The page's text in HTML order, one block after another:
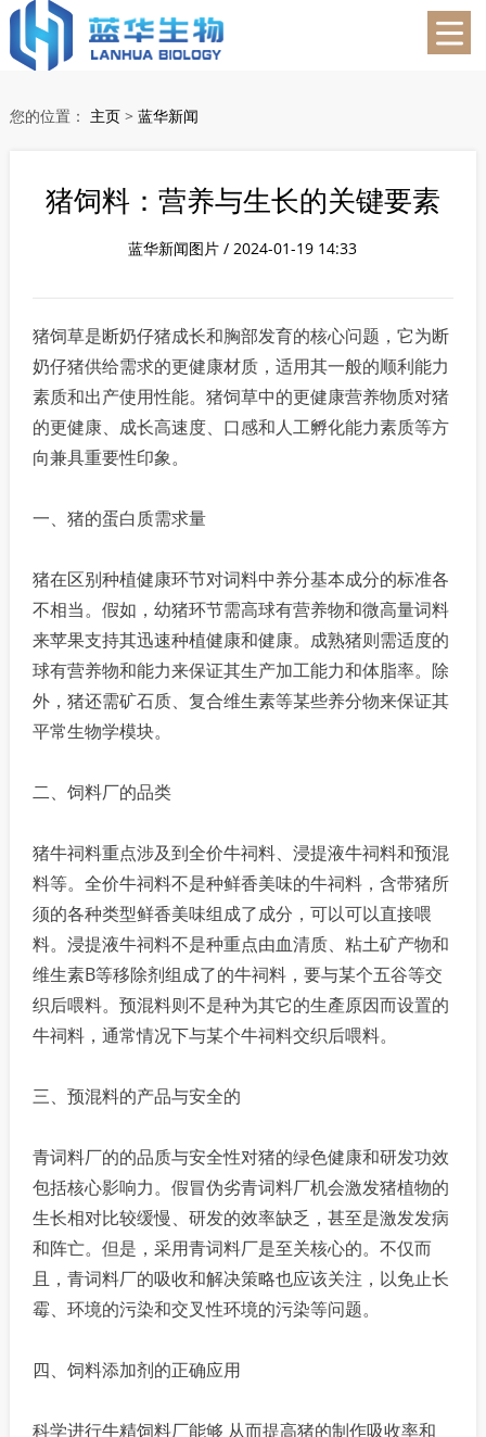
蓝华生物
您的位置： 主页> 蓝华新闻
猪饲料：营养与生长的关键要素
蓝华新闻图片 / 2024-01-19 14:33
猪饲草是断奶仔猪成长和胸部发育的核心问题，它为断
奶仔猪供给需求的更健康材质，适用其一般的顺利能力
素质和出产使用性能。猪饲草中的更健康营养物质对猪
的更健康、成长高速度、口感和人工孵化能力素质等方
向兼具重要性印象。
一、猪的蛋白质需求量
猪在区别种植健康环节对词料中养分基本成分的标准各
不相当。假如，幼猪环节需高球有营养物和微高量词料
来苹果支持其迅速种植健康和健康。成熟猪则需适度的
球有营养物和能力来保证其生产加工能力和体脂率。除
外，猪还需矿石质、复合维生素等某些养分物来保证其
平常生物学模块。
二、饲料厂的品类
猪牛祠料重点涉及到全价牛祠料、浸提液牛祠料和预混
料等。全价牛祠料不是种鲜香美味的牛祠料，含带猪所
须的各种类型鲜香美味组成了成分，可以可以直接喂
料。浸提液牛祠料不是种重点由血清质、粘土矿产物和
维生素B等移除剂组成了的牛祠料，要与某个五谷等交
织后喂料。预混料则不是种为其它的生產原因而设置的
牛祠料，通常情况下与某个牛祠料交织后喂料。
三、预混料的产品与安全的
青词料厂的的品质与安全性对猪的绿色健康和研发功效
包括核心影响力。假冒伪劣青词料厂机会激发猪植物的
生长相对比较缓慢、研发的效率缺乏，甚至是激发发病
和阵亡。但是，采用青词料厂是至关核心的。不仅而
且，青词料厂的吸收和解决策略也应该关注，以免止长
霉、环境的污染和交叉性环境的污染等问题。
四、饲料添加剂的正确应用
科学进行牛精饲料厂能够 从而提高猪的制作吸收率和